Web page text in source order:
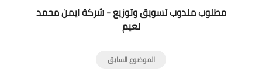
مطلوب مندوب تسويق وتوزيع - شركة ايمن محمد
نعيم
الموضوع السابق